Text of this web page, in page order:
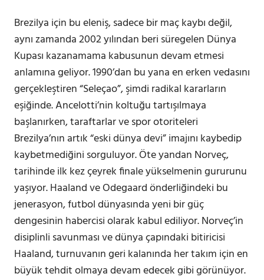
Brezilya için bu eleniş, sadece bir maç kaybı değil,
aynı zamanda 2002 yılından beri süregelen Dünya
Kupası kazanamama kabusunun devam etmesi
anlamına geliyor. 1990’dan bu yana en erken vedasını
gerçekleştiren “Seleçao”, şimdi radikal kararların
eşiğinde. Ancelotti’nin koltuğu tartışılmaya
başlanırken, taraftarlar ve spor otoriteleri
Brezilya’nın artık “eski dünya devi” imajını kaybedip
kaybetmediğini sorguluyor. Öte yandan Norveç,
tarihinde ilk kez çeyrek finale yükselmenin gururunu
yaşıyor. Haaland ve Odegaard önderliğindeki bu
jenerasyon, futbol dünyasında yeni bir güç
dengesinin habercisi olarak kabul ediliyor. Norveç’in
disiplinli savunması ve dünya çapındaki bitiricisi
Haaland, turnuvanın geri kalanında her takım için en
büyük tehdit olmaya devam edecek gibi görünüyor.